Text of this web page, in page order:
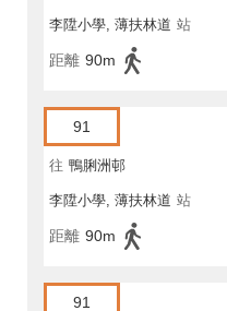
李陞小學, 薄扶林道 站
距離 90m
91
往 鴨脷洲邨
李陞小學, 薄扶林道 站
距離 90m
91